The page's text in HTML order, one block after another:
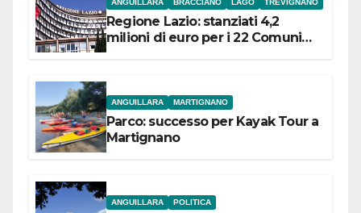
ANGUILLARA BRACCIANO LAGO TREVIGNANO
Regione Lazio: stanziati 4,2
milioni di euro per i 22 Comuni
ANGUILLARA MARTIGNANO
Parco: successo per Kayak Tour a
Martignano
ANGUILLARA POLITICA